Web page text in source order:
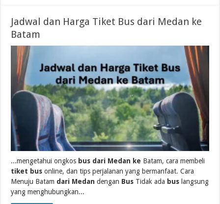
Jadwal dan Harga Tiket Bus dari Medan ke
Batam
...mengetahui ongkos bus dari Medan ke Batam, cara membeli
tiket bus online, dan tips perjalanan yang bermanfaat. Cara
Menuju Batam dari Medan dengan Bus Tidak ada bus langsung
yang menghubungkan...